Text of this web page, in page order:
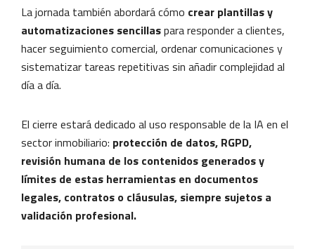
La jornada también abordará cómo crear plantillas y
automatizaciones sencillaspara responder a clientes,
hacer seguimiento comercial, ordenar comunicaciones y
sistematizar tareas repetitivas sin añadir complejidad al
día a día.
El cierre estará dedicado al uso responsable de la IA en el
sector inmobiliario: protección de datos, RGPD,
revisión humana de los contenidos generados y
límites de estas herramientas en documentos
legales, contratos o cláusulas, siempre sujetos a
validación profesional.